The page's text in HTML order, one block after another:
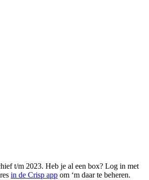
t/m 2023. Heb je al een box? Log in met
in de Crisp app om ‘m daar te beheren.